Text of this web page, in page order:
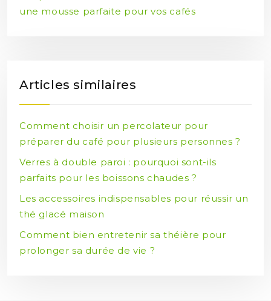
une mousse parfaite pour vos cafés
Articles similaires
Comment choisir un percolateur pour
préparer du café pour plusieurs personnes ?
Verres à double paroi : pourquoi sont-ils
parfaits pour les boissons chaudes ?
Les accessoires indispensables pour réussir un
thé glacé maison
Comment bien entretenir sa théière pour
prolonger sa durée de vie ?